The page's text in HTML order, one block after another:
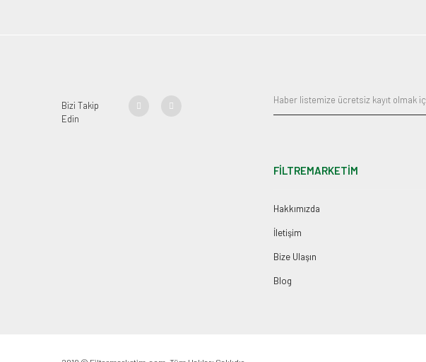
Bizi Takip
Edin
FİLTREMARKETİM
Hakkımızda
İletişim
Bize Ulaşın
Blog